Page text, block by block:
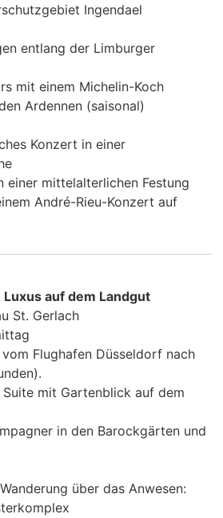
Ingendael
entlang der Limburger
mit einem Michelin-Koch
Ardennen (saisonal)
Konzert in einer
einer mittelalterlichen Festung
André-Rieu-Konzert auf
auf dem Landgut
St. Gerlach
Flughafen Düsseldorf nach
Suite mit Gartenblick auf dem
in den Barockgärten und
über das Anwesen: